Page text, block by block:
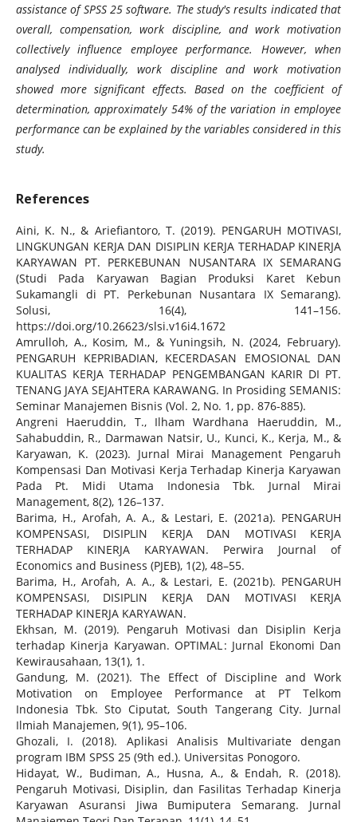
assistance of SPSS 25 software. The study's results indicated that
overall, compensation, work discipline, and work motivation
collectively influence employee performance. However, when
analysed individually, work discipline and work motivation
showed more significant effects. Based on the coefficient of
determination, approximately 54% of the variation in employee
performance can be explained by the variables considered in this
study.
References
Aini, K. N., & Ariefiantoro, T. (2019). PENGARUH MOTIVASI,
LINGKUNGAN KERJA DAN DISIPLIN KERJA TERHADAP KINERJA
KARYAWAN PT. PERKEBUNAN NUSANTARA IX SEMARANG
(Studi Pada Karyawan Bagian Produksi Karet Kebun
Sukamangli di PT. Perkebunan Nusantara IX Semarang).
Solusi, 16(4), 141–156.
https://doi.org/10.26623/slsi.v16i4.1672
Amrulloh, A., Kosim, M., & Yuningsih, N. (2024, February).
PENGARUH KEPRIBADIAN, KECERDASAN EMOSIONAL DAN
KUALITAS KERJA TERHADAP PENGEMBANGAN KARIR DI PT.
TENANG JAYA SEJAHTERA KARAWANG. In Prosiding SEMANIS:
Seminar Manajemen Bisnis (Vol. 2, No. 1, pp. 876-885).
Angreni Haeruddin, T., Ilham Wardhana Haeruddin, M.,
Sahabuddin, R., Darmawan Natsir, U., Kunci, K., Kerja, M., &
Karyawan, K. (2023). Jurnal Mirai Management Pengaruh
Kompensasi Dan Motivasi Kerja Terhadap Kinerja Karyawan
Pada Pt. Midi Utama Indonesia Tbk. Jurnal Mirai
Management, 8(2), 126–137.
Barima, H., Arofah, A. A., & Lestari, E. (2021a). PENGARUH
KOMPENSASI, DISIPLIN KERJA DAN MOTIVASI KERJA
TERHADAP KINERJA KARYAWAN. Perwira Journal of
Economics and Business (PJEB), 1(2), 48–55.
Barima, H., Arofah, A. A., & Lestari, E. (2021b). PENGARUH
KOMPENSASI, DISIPLIN KERJA DAN MOTIVASI KERJA
TERHADAP KINERJA KARYAWAN.
Ekhsan, M. (2019). Pengaruh Motivasi dan Disiplin Kerja
terhadap Kinerja Karyawan. OPTIMAL : Jurnal Ekonomi Dan
Kewirausahaan, 13(1), 1.
Gandung, M. (2021). The Effect of Discipline and Work
Motivation on Employee Performance at PT Telkom
Indonesia Tbk. Sto Ciputat, South Tangerang City. Jurnal
Ilmiah Manajemen, 9(1), 95–106.
Ghozali, I. (2018). Aplikasi Analisis Multivariate dengan
program IBM SPSS 25 (9th ed.). Universitas Ponogoro.
Hidayat, W., Budiman, A., Husna, A., & Endah, R. (2018).
Pengaruh Motivasi, Disiplin, dan Fasilitas Terhadap Kinerja
Karyawan Asuransi Jiwa Bumiputera Semarang. Jurnal